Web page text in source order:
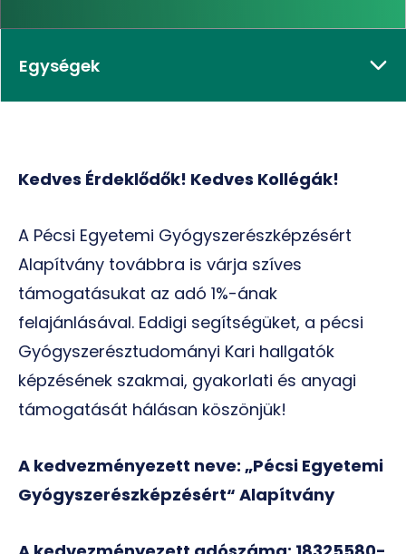
Kedves Érdeklődők! Kedves Kollégák!
A Pécsi Egyetemi Gyógyszerészképzésért
Alapítvány továbbra is várja szíves
támogatásukat az adó 1%-ának
felajánlásával. Eddigi segítségüket, a pécsi
Gyógyszerésztudományi Kari hallgatók
képzésének szakmai, gyakorlati és anyagi
támogatását hálásan köszönjük!
A kedvezményezett neve: „Pécsi Egyetemi
Gyógyszerészképzésért“ Alapítvány
Egységek